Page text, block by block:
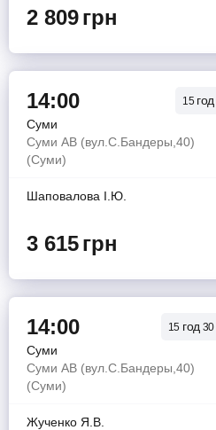
2 809грн
14:00 15 год
Суми
Суми АВ (вул.С.Бандеры,40)
(Суми)
Шаповалова І.Ю.
3 615грн
14:00 15 год 30
Суми
Суми АВ (вул.С.Бандеры,40)
(Суми)
Жученко Я.В.